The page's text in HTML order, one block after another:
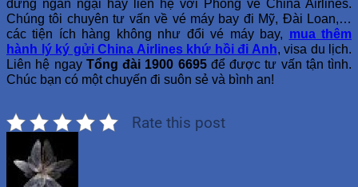
đừng ngần ngại hãy liên hệ với Phòng vé China Airlines.
Chúng tôi chuyên tư vấn về vé máy bay đi Mỹ, Đài Loan,…
các tiện ích hàng không như đổi vé máy bay, mua thêm
hành lý ký gửi China Airlines khứ hồi đi Anh, visa du lịch.
Liên hệ ngay Tổng đài 1900 6695để được tư vấn tận tình.
Chúc bạn có một chuyến đi suôn sẻ và bình an!
Rate this post